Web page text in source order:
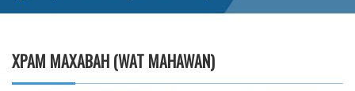
ХРАМ МАХАВАН (WAT MAHAWAN)